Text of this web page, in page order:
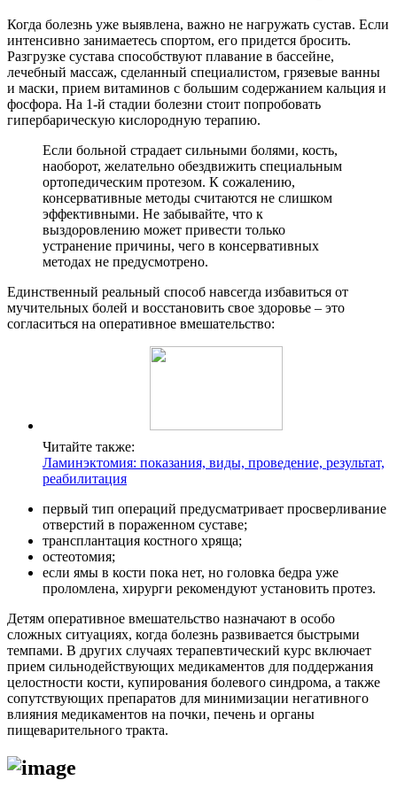
Когда болезнь уже выявлена, важно не нагружать сустав. Если
интенсивно занимаетесь спортом, его придется бросить.
Разгрузке сустава способствуют плавание в бассейне,
лечебный массаж, сделанный специалистом, грязевые ванны
и маски, прием витаминов с большим содержанием кальция и
фосфора. На 1-й стадии болезни стоит попробовать
гипербарическую кислородную терапию.
Если больной страдает сильными болями, кость,
наоборот, желательно обездвижить специальным
ортопедическим протезом. К сожалению,
консервативные методы считаются не слишком
эффективными. Не забывайте, что к
выздоровлению может привести только
устранение причины, чего в консервативных
методах не предусмотрено.
Единственный реальный способ навсегда избавиться от
мучительных болей и восстановить свое здоровье – это
согласиться на оперативное вмешательство:
Читайте также:
Ламинэктомия: показания, виды, проведение, результат,
реабилитация
первый тип операций предусматривает просверливание
отверстий в пораженном суставе;
трансплантация костного хряща;
остеотомия;
если ямы в кости пока нет, но головка бедра уже
проломлена, хирурги рекомендуют установить протез.
Детям оперативное вмешательство назначают в особо
сложных ситуациях, когда болезнь развивается быстрыми
темпами. В других случаях терапевтический курс включает
прием сильнодействующих медикаментов для поддержания
целостности кости, купирования болевого синдрома, а также
сопутствующих препаратов для минимизации негативного
влияния медикаментов на почки, печень и органы
пищеварительного тракта.